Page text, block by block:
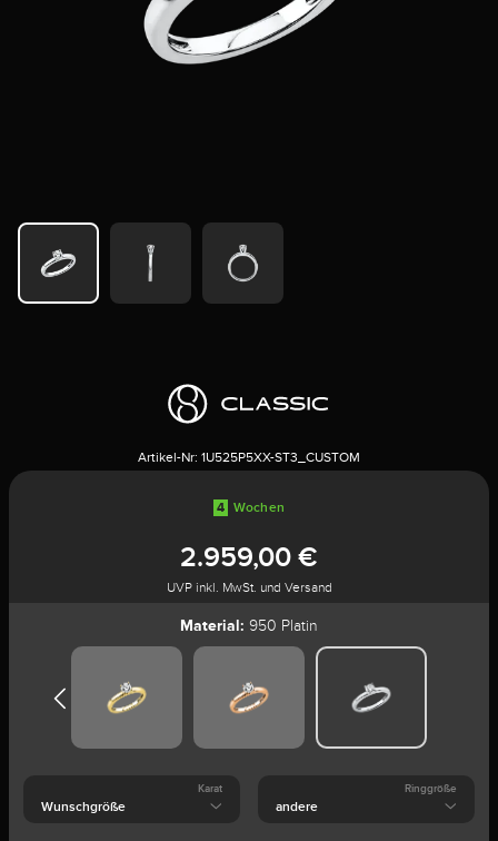
Artikel-Nr: 1U525P5XX-ST3_CUSTOM
4 Wochen
2.959,00 €
UVP inkl. MwSt. und Versand
Material: 950 Platin
Karat Ringgröße